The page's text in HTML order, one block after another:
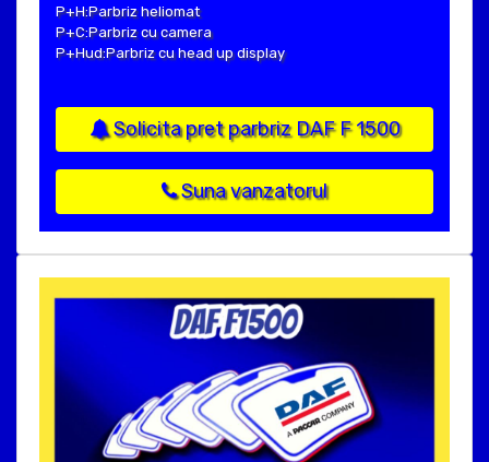
P+H:Parbriz heliomat
P+C:Parbriz cu camera
P+Hud:Parbriz cu head up display
Solicita pret parbriz DAF F 1500
Suna vanzatorul